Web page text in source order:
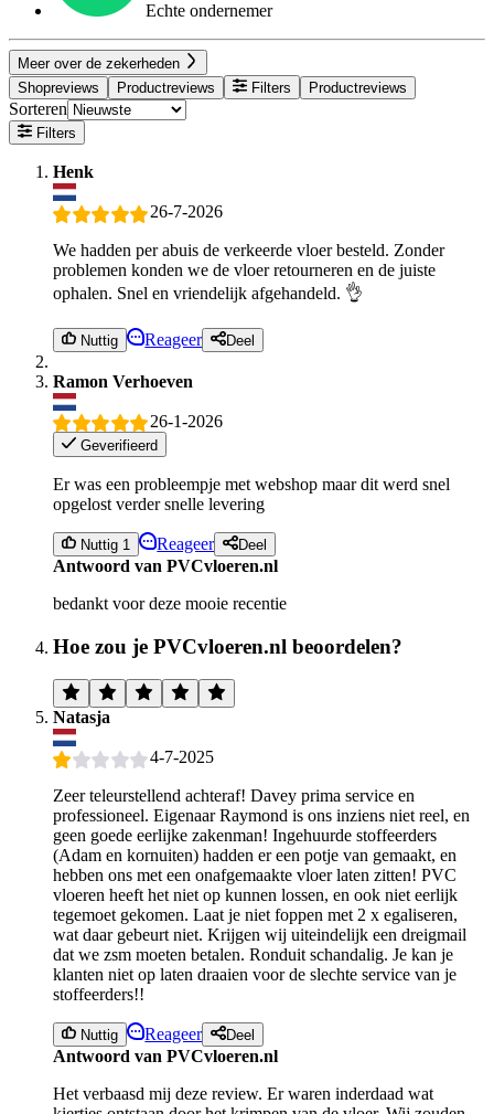
Echte ondernemer
Meer over de zekerheden
Shopreviews
Productreviews Filters Productreviews
Sorteren
Filters
Henk
26-7-2026
We hadden per abuis de verkeerde vloer besteld. Zonder
problemen konden we de vloer retourneren en de juiste
ophalen. Snel en vriendelijk afgehandeld. 👌
Nuttig Reageer Deel
Ramon Verhoeven
26-1-2026
Geverifieerd
Er was een probleempje met webshop maar dit werd snel
opgelost verder snelle levering
Nuttig 1 Reageer Deel
Antwoord van PVCvloeren.nl
bedankt voor deze mooie recentie
Hoe zou je PVCvloeren.nl beoordelen?
Natasja
4-7-2025
Zeer teleurstellend achteraf! Davey prima service en
professioneel. Eigenaar Raymond is ons inziens niet reel, en
geen goede eerlijke zakenman! Ingehuurde stoffeerders
(Adam en kornuiten) hadden er een potje van gemaakt, en
hebben ons met een onafgemaakte vloer laten zitten! PVC
vloeren heeft het niet op kunnen lossen, en ook niet eerlijk
tegemoet gekomen. Laat je niet foppen met 2 x egaliseren,
wat daar gebeurt niet. Krijgen wij uiteindelijk een dreigmail
dat we zsm moeten betalen. Ronduit schandalig. Je kan je
klanten niet op laten draaien voor de slechte service van je
stoffeerders!!
Nuttig Reageer Deel
Antwoord van PVCvloeren.nl
Het verbaasd mij deze review. Er waren inderdaad wat